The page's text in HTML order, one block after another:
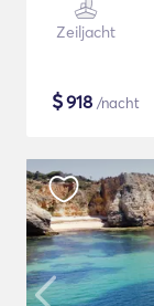
Zeiljacht
$918 /nacht